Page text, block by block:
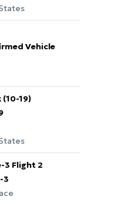
Vehicle
19)
3 Flight 2
3